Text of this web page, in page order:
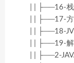
| | ├──16-
| | ├──17-
| | ├──18-
| | ├──19-
| | ├──2-